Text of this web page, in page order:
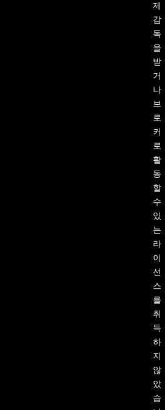
제
감
독
을
받
거
나
브
로
커
로
활
동
할
수
있
는
라
이
선
스
를
취
득
하
지
않
았
습